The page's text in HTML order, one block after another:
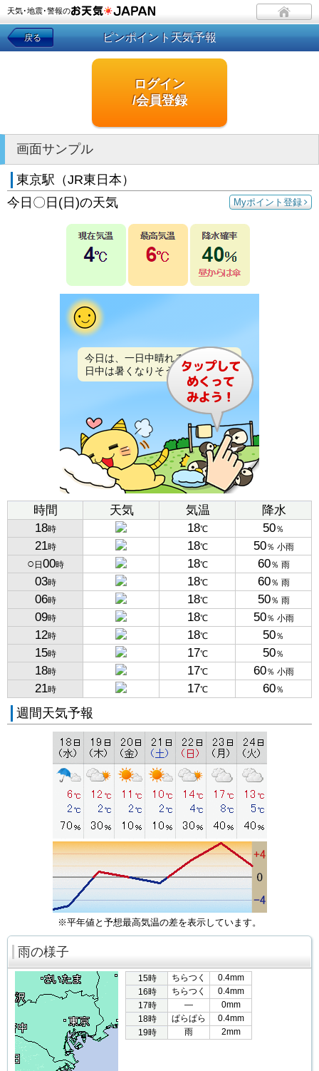
天気･地震･警報の
戻る ピンポイント天気予報
ログイン
/会員登録
画面サンプル
東京駅（JR東日本）
Myポイント登録
今日〇日(日)の天気
今日は、一日中晴れるでしょう。
日中は暑くなりそうです。
時間 天気 気温
降水
18時 18℃ 50％
21時 18℃ 50％ 小雨
○ 日 00時 18℃ 60％ 雨
03時 18℃ 60％ 雨
06時 18℃ 50％ 雨
09時 18℃ 50％ 小雨
12時 18℃ 50％
15時 17℃ 50％
18時 17℃ 60％ 小雨
21時 17℃ 60％
週間天気予報
※平年値と予想最高気温の差を表示しています。
雨の様子
15時 ちらつく
0.4mm
16時
ちらつく
0.4mm
17時
―
0mm
18時
ぱらぱら
0.4mm
19時
雨 2mm